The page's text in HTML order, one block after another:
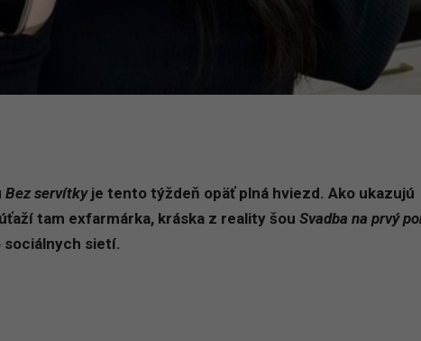
Bez servítkyje tento týždeň opäť plná hviezd. Ako ukazujú
tam exfarmárka, kráska z reality šou Svadba na prvý
sociálnych sietí.